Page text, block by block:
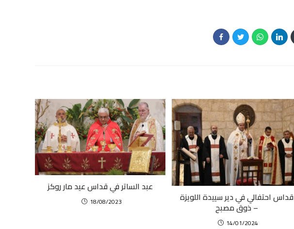
عبد الساتر في قداس عيد مار روكز
18/08/2023 قداس احتفالي في دير سييدة اللويزة
– ذوق مصبح
14/01/2024